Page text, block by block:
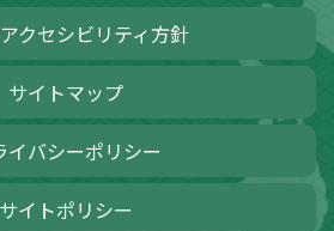
クセシビリティ方針
サイトマップ
イバシーポリシー
サイトポリシー